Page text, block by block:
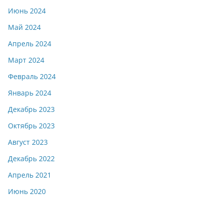
Июнь 2024
Май 2024
Апрель 2024
Март 2024
Февраль 2024
Январь 2024
Декабрь 2023
Октябрь 2023
Август 2023
Декабрь 2022
Апрель 2021
Июнь 2020